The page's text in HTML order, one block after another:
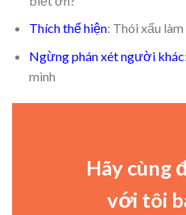
Thích thể hiện: Thói xấu
Ngừng phán xét người khác
mình
Hãy cùng
với tôi